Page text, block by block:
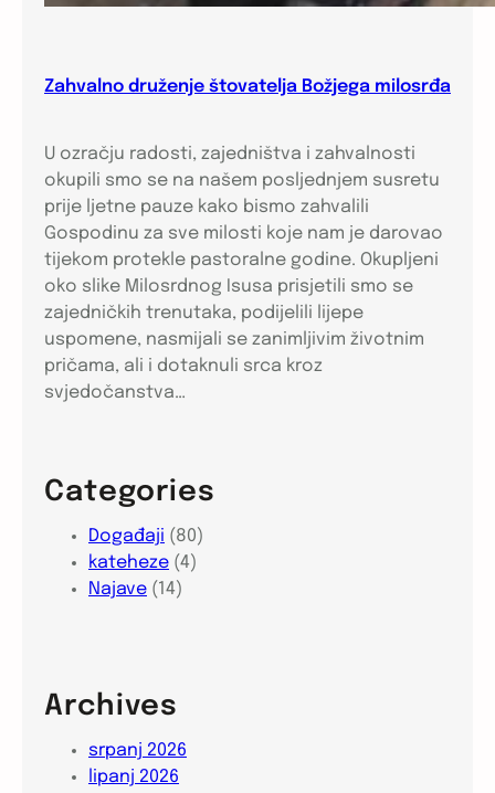
Zahvalno druženje štovatelja Božjega milosrđa
U ozračju radosti, zajedništva i zahvalnosti
okupili smo se na našem posljednjem susretu
prije ljetne pauze kako bismo zahvalili
Gospodinu za sve milosti koje nam je darovao
tijekom protekle pastoralne godine. Okupljeni
oko slike Milosrdnog Isusa prisjetili smo se
zajedničkih trenutaka, podijelili lijepe
uspomene, nasmijali se zanimljivim životnim
pričama, ali i dotaknuli srca kroz
svjedočanstva…
Categories
Događaji (80)
kateheze (4)
Najave (14)
Archives
srpanj 2026
lipanj 2026